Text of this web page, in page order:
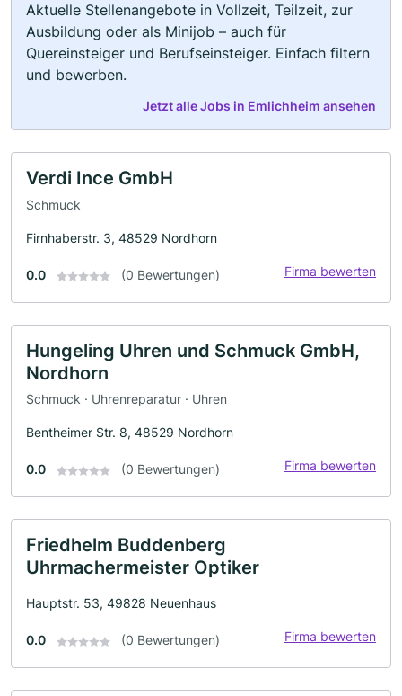
Aktuelle Stellenangebote in Vollzeit, Teilzeit, zur
Ausbildung oder als Minijob – auch für
Quereinsteiger und Berufseinsteiger. Einfach filtern
und bewerben.
Jetzt alle Jobs in Emlichheim ansehen
Verdi Ince GmbH
Schmuck
Firnhaberstr. 3, 48529 Nordhorn
0.0 (0 Bewertungen) Firma bewerten
Hungeling Uhren und Schmuck GmbH,
Nordhorn
Schmuck · Uhrenreparatur · Uhren
Bentheimer Str. 8, 48529 Nordhorn
0.0 (0 Bewertungen) Firma bewerten
Friedhelm Buddenberg
Uhrmachermeister Optiker
Hauptstr. 53, 49828 Neuenhaus
0.0 (0 Bewertungen) Firma bewerten